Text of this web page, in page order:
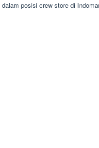
posisi crew store di